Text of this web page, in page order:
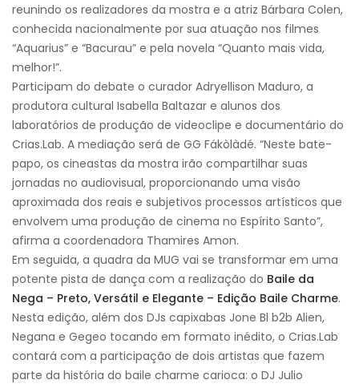
reunindo os realizadores da mostra e a atriz Bárbara Colen,
conhecida nacionalmente por sua atuação nos filmes
“Aquarius” e “Bacurau” e pela novela “Quanto mais vida,
melhor!”.
Participam do debate o curador Adryellison Maduro, a
produtora cultural Isabella Baltazar e alunos dos
laboratórios de produção de videoclipe e documentário do
Crias.Lab. A mediação será de GG Fákòlàdé. “Neste bate-
papo, os cineastas da mostra irão compartilhar suas
jornadas no audiovisual, proporcionando uma visão
aproximada dos reais e subjetivos processos artísticos que
envolvem uma produção de cinema no Espírito Santo”,
afirma a coordenadora Thamires Amon.
Em seguida, a quadra da MUG vai se transformar em uma
potente pista de dança com a realização do Baile da
Nega – Preto, Versátil e Elegante – Edição Baile Charme.
Nesta edição, além dos DJs capixabas Jone Bl b2b Alien,
Negana e Gegeo tocando em formato inédito, o Crias.Lab
contará com a participação de dois artistas que fazem
parte da história do baile charme carioca: o DJ Julio